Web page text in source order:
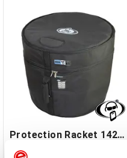
Protection Racket 1420-00